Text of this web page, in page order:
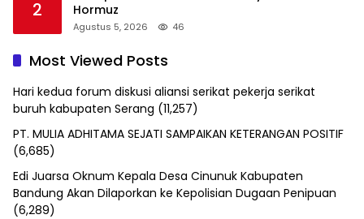
2
Hormuz
Agustus 5, 2026 46
Most Viewed Posts
Hari kedua forum diskusi aliansi serikat pekerja serikat
buruh kabupaten Serang (11,257)
PT. MULIA ADHITAMA SEJATI SAMPAIKAN KETERANGAN POSITIF
(6,685)
Edi Juarsa Oknum Kepala Desa Cinunuk Kabupaten
Bandung Akan Dilaporkan ke Kepolisian Dugaan Penipuan
(6,289)